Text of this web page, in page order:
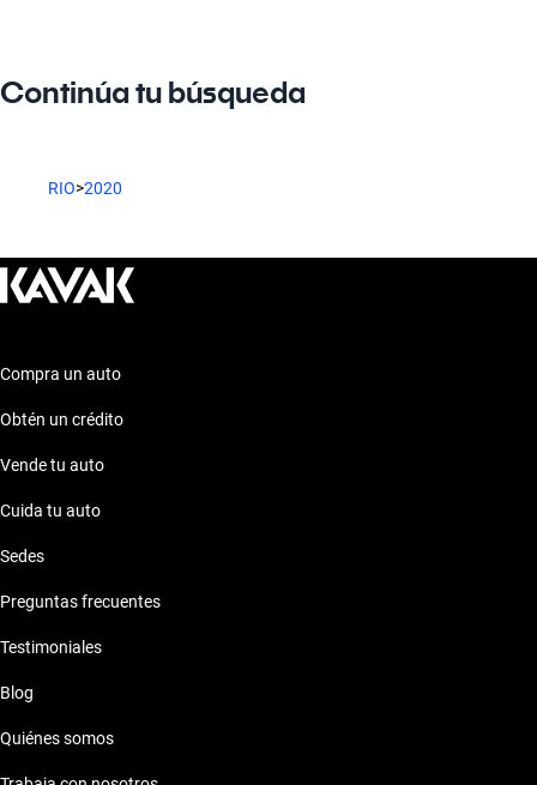
estado mecánico y estético. Ofrecemos opciones de
financiamiento flexible y planes de garantía para que elijas lo
postventa y la posibilidad de adquirir una garantía extendida.
pesoso elChevrolet Optra 2020 de 200 mil pesos
nuestras opciones y encuentra el Kia Rio 2020 que mejor se
alternativas ofrecen características similares al Kia Rio 2020,
Continúa tu búsqueda
RIO>2020
Compra un auto
Obtén un crédito
Vende tu auto
Cuida tu auto
Sedes
Preguntas frecuentes
Testimoniales
Blog
Quiénes somos